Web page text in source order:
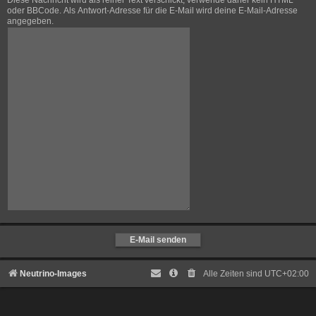
oder BBCode. Als Antwort-Adresse für die E-Mail wird deine E-Mail-Adresse
angegeben.
Neutrino-Images Alle Zeiten sind UTC+02:00